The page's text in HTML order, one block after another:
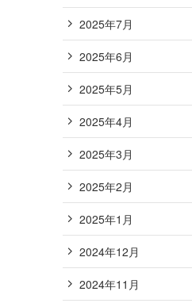
2025年7月
2025年6月
2025年5月
2025年4月
2025年3月
2025年2月
2025年1月
2024年12月
2024年11月